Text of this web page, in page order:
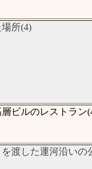
所(4)
ビルのレストラン
渡した運河沿いの